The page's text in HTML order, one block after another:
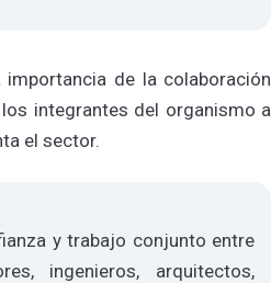
de la colaboración
integrantes del organismo a
el sector.
y trabajo conjunto entre
ingenieros, arquitectos,